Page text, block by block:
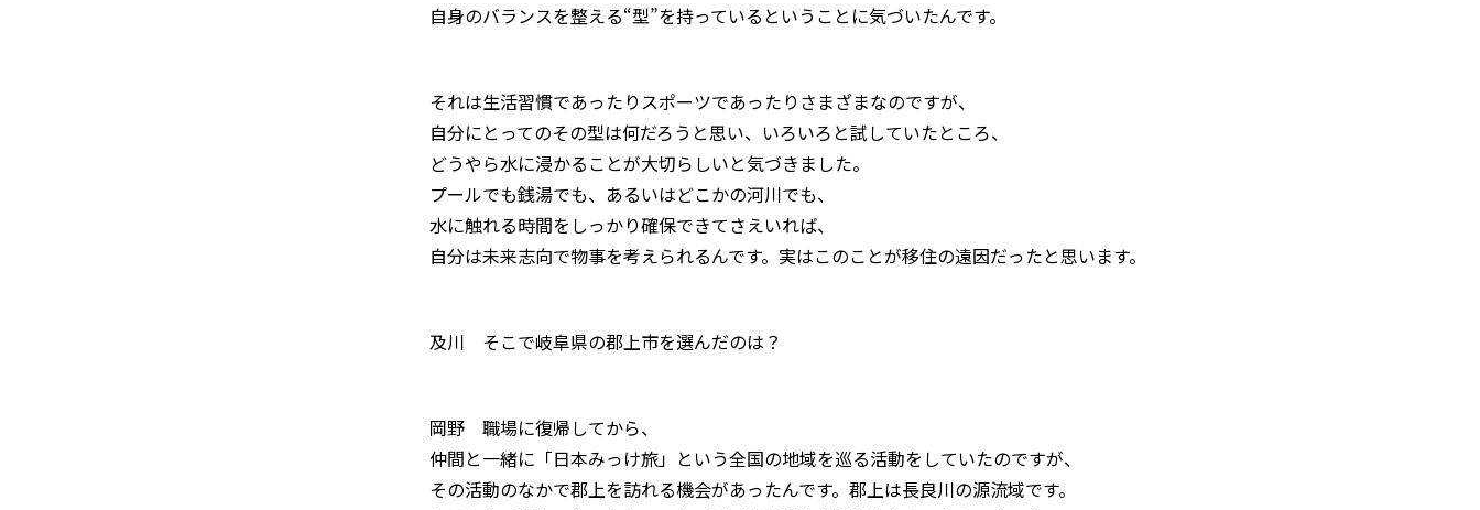
自身のバランスを整える“型”を持っているということに気づいたんです。
それは生活習慣であったりスポーツであったりさまざまなのですが、
自分にとってのその型は何だろうと思い、いろいろと試していたところ、
どうやら水に浸かることが大切らしいと気づきました。
プールでも銭湯でも、あるいはどこかの河川でも、
水に触れる時間をしっかり確保できてさえいれば、
自分は未来志向で物事を考えられるんです。実はこのことが移住の遠因だったと思います。
及川 そこで岐阜県の郡上市を選んだのは？
岡野 職場に復帰してから、
仲間と一緒に「日本みっけ旅」という全国の地域を巡る活動をしていたのですが、
その活動のなかで郡上を訪れる機会があったんです。郡上は長良川の源流域です。